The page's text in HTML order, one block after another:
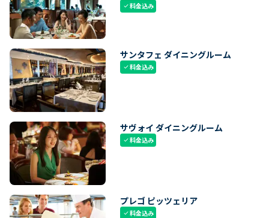
check料金込み
サンタフェ ダイニングルーム
check料金込み
サヴォイ ダイニングルーム
check料金込み
プレゴ ピッツェリア
check料金込み